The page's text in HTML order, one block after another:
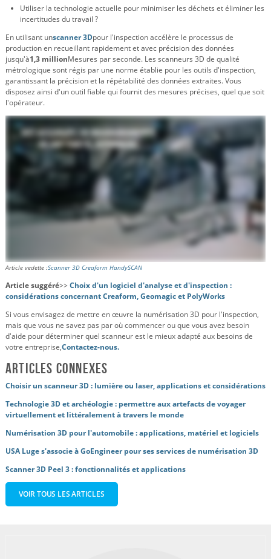
Utiliser la technologie actuelle pour minimiser les déchets et éliminer les
incertitudes du travail ?
En utilisant unscanner 3Dpour l'inspection accélère le processus de
production en recueillant rapidement et avec précision des données
jusqu'à1,3 millionMesures par seconde. Les scanneurs 3D de qualité
métrologique sont régis par une norme établie pour les outils d'inspection,
garantissant la précision et la répétabilité des données extraites. Vous
disposez ainsi d'un outil fiable qui fournit des mesures précises, quel que soit
l'opérateur.
Article vedette :Scanner 3D Creaform HandySCAN
Article suggéré>> Choix d'un logiciel d'analyse et d'inspection :
considérations concernant Creaform, Geomagic et PolyWorks
Si vous envisagez de mettre en œuvre la numérisation 3D pour l'inspection,
mais que vous ne savez pas par où commencer ou que vous avez besoin
d'aide pour déterminer quel scanneur est le mieux adapté aux besoins de
votre entreprise,Contactez-nous.
Articles connexes
Choisir un scanneur 3D : lumière ou laser, applications et considérations
Technologie 3D et archéologie : permettre aux artefacts de voyager
virtuellement et littéralement à travers le monde
Numérisation 3D pour l'automobile : applications, matériel et logiciels
USA Luge s'associe à GoEngineer pour ses services de numérisation 3D
Scanner 3D Peel 3 : fonctionnalités et applications
VOIR TOUS LES ARTICLES